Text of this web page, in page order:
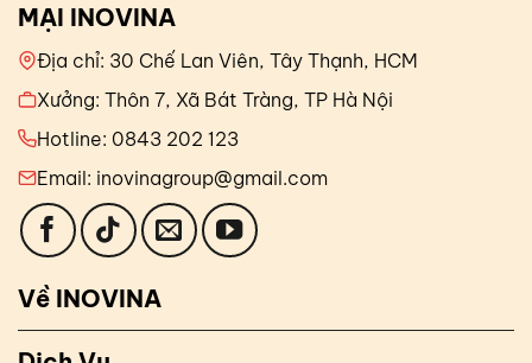
MẠI INOVINA
Địa chỉ: 30 Chế Lan Viên, Tây Thạnh, HCM
Xưởng: Thôn 7, Xã Bát Tràng, TP Hà Nội
Hotline: 0843 202 123
Email: inovinagroup@gmail.com
Về INOVINA